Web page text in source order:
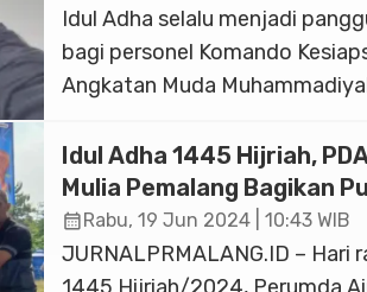
dan tahmid, Prabowo tiba di
Idul Adha selalu menjadi
bagi personel Komando
Angkatan Muda
tahun terakhir. Jika biasanya
dengan pengamanan ibadah
pengaturan lalu lintas, kini
telah bertransformasi ke arah
taktis, higienis, dan
Idul Adha 1445 Hijriah,
Mulia Pemalang Bagikan
Hewan Kurban
calendar_monthRabu, 19 Jun 2024 | 10:43 WIB
JURNALPRMALANG.ID – Hari